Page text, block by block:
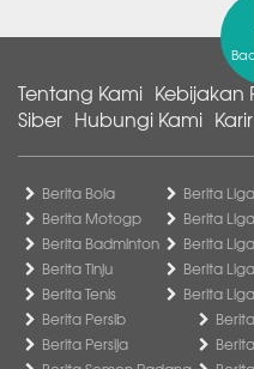
Tentang Kami Kebijakan
Siber Hubungi Kami Karir
Berita Bola
Berita Motogp
Berita Badminton
Berita Tinju
Berita Tenis
Berita
Berita
Berita
Berita
Berita
Berita Persib
Berita Persija